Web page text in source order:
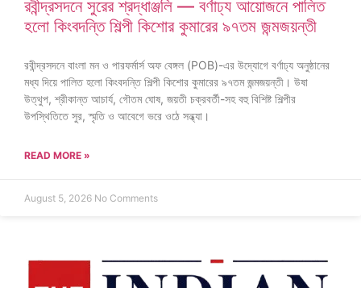
রবীন্দ্রসদনে সুরের শ্রদ্ধাঞ্জলি — বর্ণাঢ্য আয়োজনে পালিত
হলো কিংবদন্তি শিল্পী কিশোর কুমারের ৯৭তম জন্মজয়ন্তী
রবীন্দ্রসদনে বাংলা মন ও পারফর্মার্স অফ বেঙ্গল (POB)-এর উদ্যোগে বর্ণাঢ্য অনুষ্ঠানের
মধ্য দিয়ে পালিত হলো কিংবদন্তি শিল্পী কিশোর কুমারের ৯৭তম জন্মজয়ন্তী। উষা
উত্থুপ, শ্রীকান্ত আচার্য, গৌতম ঘোষ, জয়তী চক্রবর্তী-সহ বহু বিশিষ্ট শিল্পীর
উপস্থিতিতে সুর, স্মৃতি ও আবেগে ভরে ওঠে সন্ধ্যা।
READ MORE »
August 5, 2026 No Comments